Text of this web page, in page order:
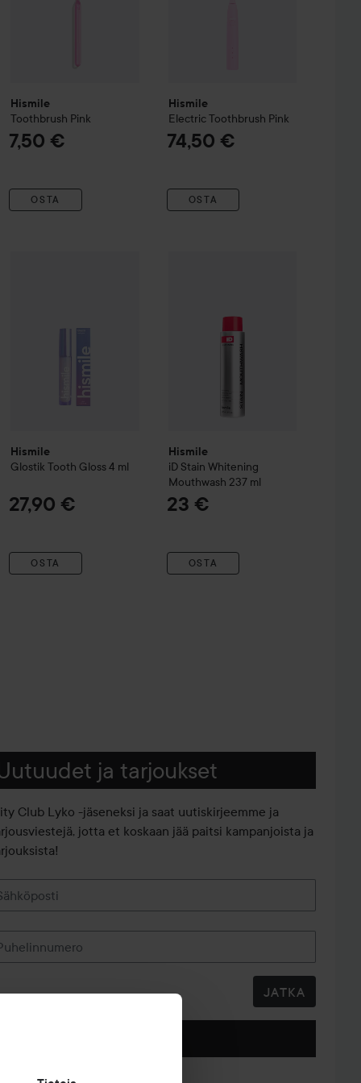
Hismile
Toothbrush Pink
7,50 €
OSTA
Hismile
Electric Toothbrush Pink
74,50 €
OSTA
Hismile
Glostik Tooth Gloss4 ml
27,90 €
OSTA
Hismile
iD Stain Whitening
Mouthwash 237 ml
23 €
OSTA
ja tarjoukset
Club Lyko -jäseneksi ja saat uutiskirjeemme ja
jotta et koskaan jää paitsi kampanjoista ja
JATKA